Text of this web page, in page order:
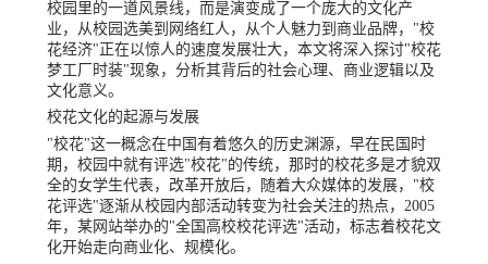
校园里的一道风景线，而是演变成了一个庞大的文化产
业，从校园选美到网络红人，从个人魅力到商业品牌，"校
花经济"正在以惊人的速度发展壮大，本文将深入探讨"校花
梦工厂时装"现象，分析其背后的社会心理、商业逻辑以及
文化意义。
校花文化的起源与发展
"校花"这一概念在中国有着悠久的历史渊源，早在民国时
期，校园中就有评选"校花"的传统，那时的校花多是才貌双
全的女学生代表，改革开放后，随着大众媒体的发展，"校
花评选"逐渐从校园内部活动转变为社会关注的热点，2005
年，某网站举办的"全国高校校花评选"活动，标志着校花文
化开始走向商业化、规模化。